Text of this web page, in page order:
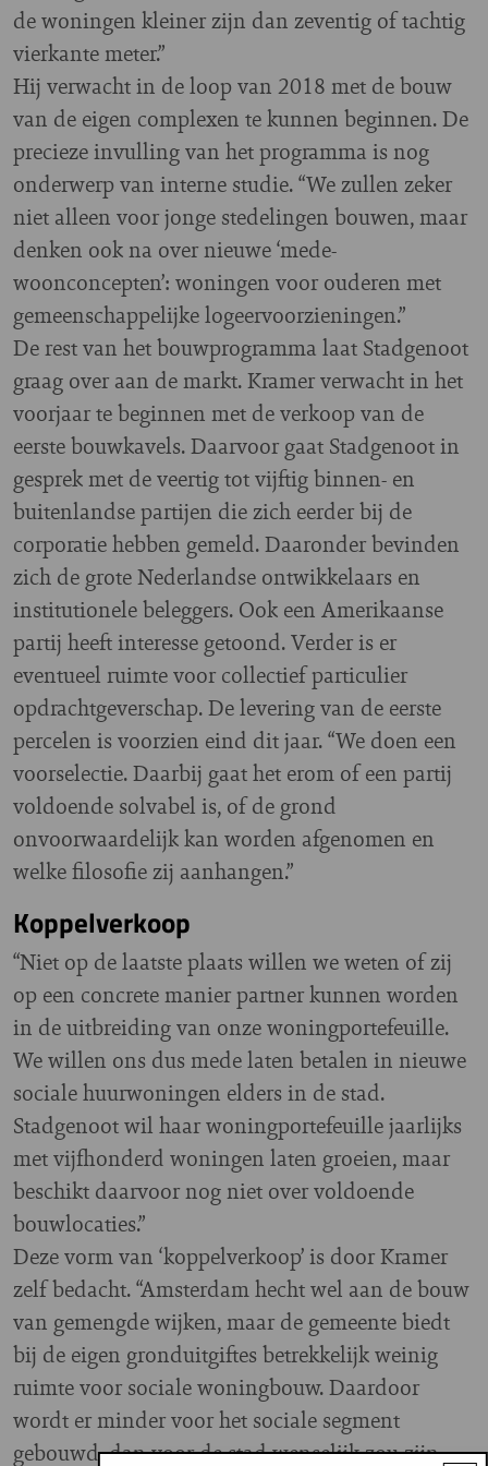
de woningen kleiner zijn dan zeventig of tachtig
vierkante meter.”
Hij verwacht in de loop van 2018 met de bouw
van de eigen complexen te kunnen beginnen. De
precieze invulling van het programma is nog
onderwerp van interne studie. “We zullen zeker
niet alleen voor jonge stedelingen bouwen, maar
denken ook na over nieuwe ‘mede-
woonconcepten’: woningen voor ouderen met
gemeenschappelijke logeervoorzieningen.”
De rest van het bouwprogramma laat Stadgenoot
graag over aan de markt. Kramer verwacht in het
voorjaar te beginnen met de verkoop van de
eerste bouwkavels. Daarvoor gaat Stadgenoot in
gesprek met de veertig tot vijftig binnen- en
buitenlandse partijen die zich eerder bij de
corporatie hebben gemeld. Daaronder bevinden
zich de grote Nederlandse ontwikkelaars en
institutionele beleggers. Ook een Amerikaanse
partij heeft interesse getoond. Verder is er
eventueel ruimte voor collectief particulier
opdrachtgeverschap. De levering van de eerste
percelen is voorzien eind dit jaar. “We doen een
voorselectie. Daarbij gaat het erom of een partij
voldoende solvabel is, of de grond
onvoorwaardelijk kan worden afgenomen en
welke filosofie zij aanhangen.”
Koppelverkoop
“Niet op de laatste plaats willen we weten of zij
op een concrete manier partner kunnen worden
in de uitbreiding van onze woningportefeuille.
We willen ons dus mede laten betalen in nieuwe
sociale huurwoningen elders in de stad.
Stadgenoot wil haar woningportefeuille jaarlijks
met vijfhonderd woningen laten groeien, maar
beschikt daarvoor nog niet over voldoende
bouwlocaties.”
Deze vorm van ‘koppelverkoop’ is door Kramer
zelf bedacht. “Amsterdam hecht wel aan de bouw
van gemengde wijken, maar de gemeente biedt
bij de eigen gronduitgiftes betrekkelijk weinig
ruimte voor sociale woningbouw. Daardoor
wordt er minder voor het sociale segment
gebouwd, dan voor de stad wenselijk zou zijn.